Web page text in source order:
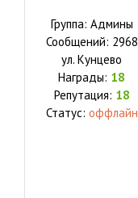
Группа: Админы
Сообщений: 2968
ул. Кунцево
Награды: 18
Репутация: 18
Статус: оффлайн